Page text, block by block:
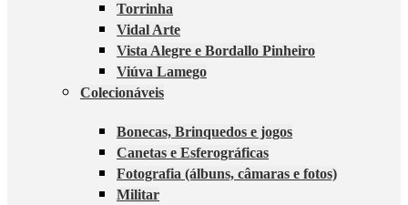
Torrinha
Vidal Arte
Vista Alegre e Bordallo Pinheiro
Viúva Lamego
Colecionáveis
Bonecas, Brinquedos e jogos
Canetas e Esferográficas
Fotografia (álbuns, câmaras e fotos)
Militar